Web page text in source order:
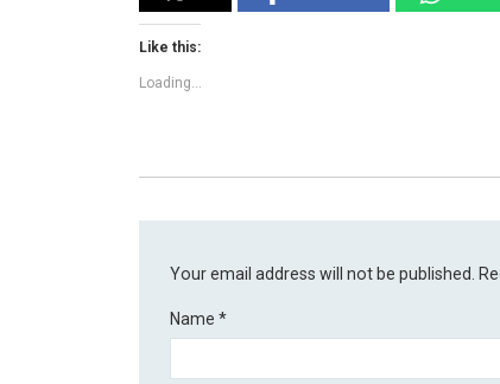
Like this:
Loading...
Your email address will not be published.
Name*